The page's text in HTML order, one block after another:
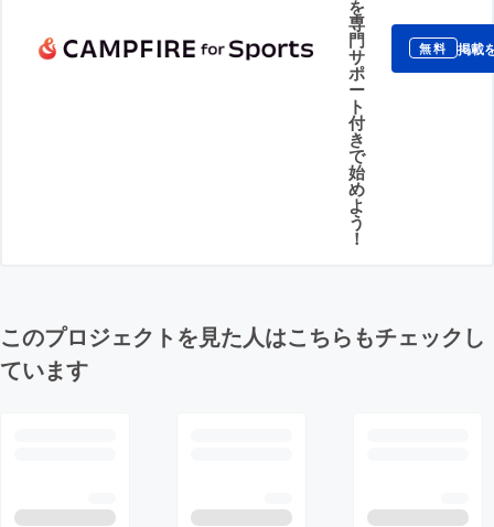
を
専
門
サ
ポ
ー
ト
付
き
で
始
め
よ
う
！
無料 掲載
このプロジェクトを見た人はこちらもチェックし
ています